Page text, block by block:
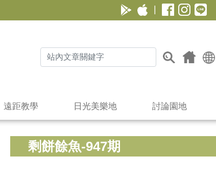
遠距教學 日光美樂地 討論園地
剩餅餘魚-947期